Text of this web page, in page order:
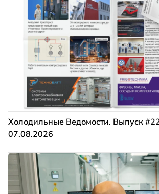
Холодильные Ведомости. Выпуск
07.08.2026